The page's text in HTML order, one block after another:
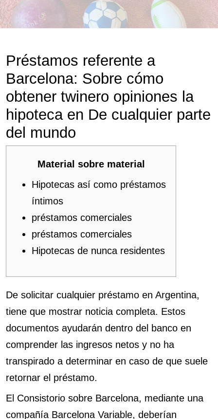
Préstamos referente a
Barcelona: Sobre cómo
obtener twinero opiniones la
hipoteca en De cualquier parte
del mundo
Material sobre material
Hipotecas así­ como préstamos
íntimos
préstamos comerciales
préstamos comerciales
Hipotecas de nunca residentes
De solicitar cualquier préstamo en Argentina,
tiene que mostrar noticia completa. Estos
documentos ayudarán dentro del banco en
comprender las ingresos netos y no ha
transpirado a determinar en caso de que suele
retornar el préstamo.
El Consistorio sobre Barcelona, ​​mediante una
compañía Barcelona Variable, deberían